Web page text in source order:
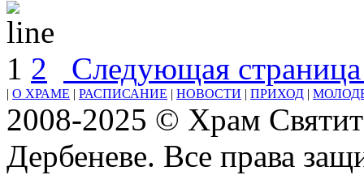
1 2 Следующая
| О ХРАМЕ | РАСПИСАНИЕ | НОВОСТИ | ПРИХОД |
2008-2025 © Храм
Дербеневе. Все права